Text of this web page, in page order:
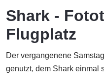
Shark -
Flugplatz
Der vergangenene
genutzt, dem Shark einmal